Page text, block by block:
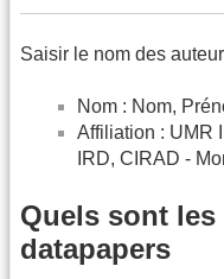
Saisir le nom des
Nom : Nom,
Affiliation : UMR
IRD, CIRAD -
Quels sont
datapapers